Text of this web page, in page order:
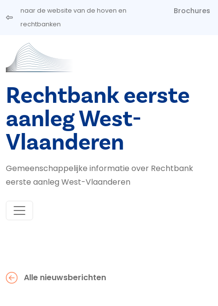
Overslaan en naar de inhoud gaan
naar de website van de hoven en
rechtbanken
Brochures
Rechtbank eerste
aanleg West-
Vlaanderen
Gemeenschappelijke informatie over Rechtbank
eerste aanleg West-Vlaanderen
Alle nieuwsberichten